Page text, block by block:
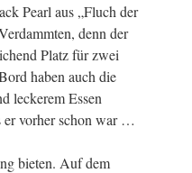
Pearl aus „Fluch der
denn der
Platz für zwei
haben auch die
leckerem Essen
er vorher schon war …
bieten. Auf dem